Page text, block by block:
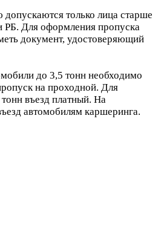
только лица старше
РБ. Для оформления пропуска
документ, удостоверяющий
до 3,5 тонн необходимо
на проходной. Для
въезд платный. На
автомобилям каршеринга.